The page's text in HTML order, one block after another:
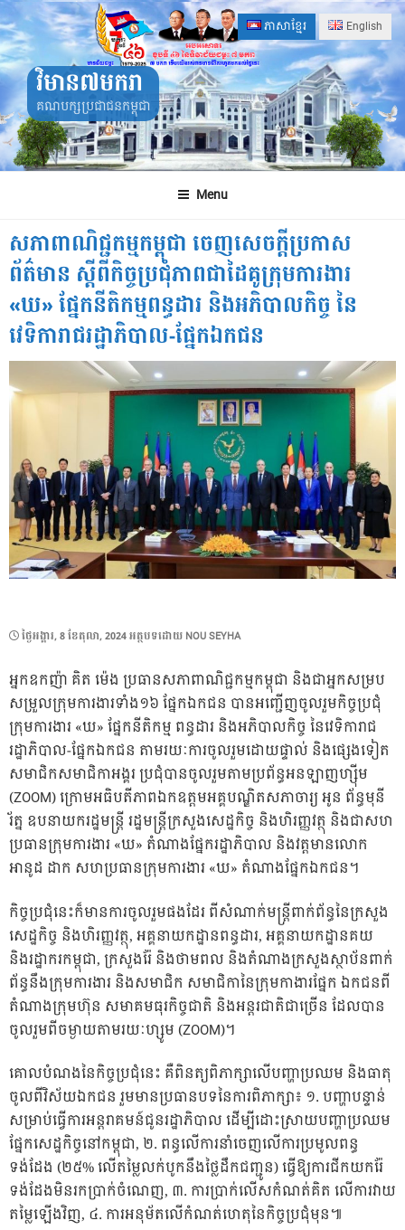
Skip
to
content
ភាសាខ្មែរ English
វិមាន៧មករា
គណបក្សប្រជាជនកម្ពុជា
Menu
សភាពាណិជ្ជកម្មកម្ពុជា ចេញសេចក្តីប្រកាស
ព័ត៌មាន ស្តីពីកិច្ចប្រជុំភាពជាដៃគូក្រុមការងារ
«ឃ» ផ្នែកនីតិកម្មពន្ធដារ និងអភិបាលកិច្ច នៃ
វេទិការាជរដ្ឋាភិបាល-ផ្នែកឯកជន
POSTED
ថ្ងៃ​អង្គារ, 8 ខែ​តុលា, 2024អត្ថបទដោយ NOU SEYHA
អ្នកឧកញ៉ា គិត ម៉េង ប្រធានសភាពាណិជ្ជកម្មកម្ពុជា និងជាអ្នកសម្រប
សម្រួលក្រុមការងារទាំង១៦ ផ្នែកឯកជន បានអញ្ជើញចូលរួមកិច្ចប្រជុំ
ក្រុមការងារ «ឃ» ផ្នែកនីតិកម្ម ពន្ធដារ និងអភិបាលកិច្ច នៃវេទិការាជ
រដ្ឋាភិបាល-ផ្នែកឯកជន តាមរយៈការចូលរួមដោយផ្ទាល់ និងផ្សេងទៀត
សមាជិកសមាជិកាអង្គរ ប្រជុំបានចូលរួមតាមប្រព័ន្ធអនឡាញហ្ស៊ីម
(ZOOM) ក្រោមអធិបតីភាពឯកឧត្តមអគ្គបណ្ឌិតសភាចារ្យ អូន ព័ន្ធមុនី
រ័ត្ន ឧបនាយករដ្ឋមន្ត្រី រដ្ឋមន្ត្រីក្រសួងសេដ្ឋកិច្ច និងហិរញ្ញវត្ថុ និងជាសហ
ប្រធានក្រុមការងារ «ឃ» តំណាងផ្នែករដ្ឋាភិបាល និងវត្តមានលោក
អានូដ ដាក សហប្រធានក្រុមការងារ «ឃ» តំណាងផ្នែកឯកជន។
កិច្ចប្រជុំនេះក៏មានការចូលរួមផងដែរ ពីសំណាក់មន្ត្រីពាក់ព័ន្ធនៃក្រសួង
សេដ្ឋកិច្ច និងហិរញ្ញវត្ថុ, អគ្គនាយកដ្ឋានពន្ធដារ, អគ្គនាយកដ្ឋានគយ
និងរដ្ឋាករកម្ពុជា, ក្រសួងរ៉ែ និងថាមពល និងតំណាងក្រសួងស្ថាប័នពាក់
ព័ន្ធនឹងក្រុមការងារ និងសមាជិក សមាជិកានៃក្រុមកាងារផ្នែក ឯកជនពី
តំណាងក្រុមហ៊ុន សមាគមធុរកិច្ចជាតិ និងអន្តរជាតិជាច្រើន ដែលបាន
ចូលរួមពីចម្ងាយតាមរយៈហ្សូម (ZOOM)។
គោលបំណងនៃកិច្ចប្រជុំនេះ គឺពិនត្យពិភាក្សាលើបញ្ហាប្រឈម និងធាតុ
ចូលពីវិស័យឯកជន រួមមានប្រធានបទនៃការពិភាក្សា៖ ១. បញ្ហាបន្ទាន់
សម្រាប់ធ្វើការអន្តរាគមន៍ជូនរដ្ឋាភិបាល ដើម្បីដោះស្រាយបញ្ហាប្រឈម
ផ្នែកសេដ្ឋកិច្ចនៅកម្ពុជា, ២. ពន្ធលើការនាំចេញលើការប្រមូលពន្ធ
ទង់ដែង (២៥% លើតម្លៃលក់បូកនឹងថ្លៃដឹកជញ្ជូន) ធ្វើឱ្យការជីកយករ៉ែ
ទង់ដែងមិនរកប្រាក់ចំណេញ, ៣. ការប្រាក់លើសកំណត់គិត លើការវាយ
តម្លៃឡើងវិញ, ៤. ការអនុម័តលើកំណត់ហេតុនៃកិច្ចប្រជុំមុន៕